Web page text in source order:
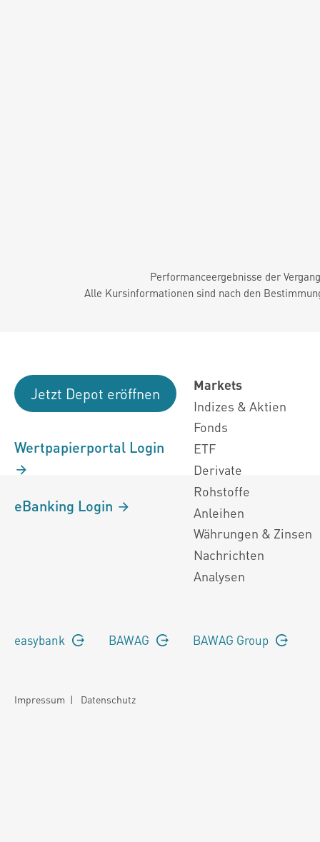
Performanceergebnisse der
Alle Kursinformationen sind nach den
Jetzt Depot eröffnen
Wertpapierportal Login
eBanking Login
Markets
Indizes & Aktien
Fonds
ETF
Derivate
Rohstoffe
Anleihen
Währungen & Zinsen
Nachrichten
Analysen
easybank BAWAG BAWAG Group
Impressum | Datenschutz